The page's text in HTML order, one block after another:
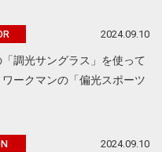
2024.09.10
調光サングラス」を使って
ークマンの「偏光スポーツ
2024.09.10